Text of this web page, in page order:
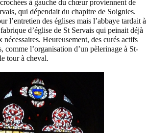
à gauche du chœur proviennent de
qui dépendait du chapitre de Soignies.
l’entretien des églises mais l’abbaye tardait à
d’église de St Servais qui peinait déjà
nécessaires. Heureusement, des curés actifs
comme l’organisation d’un pèlerinage à St-
tour à cheval.